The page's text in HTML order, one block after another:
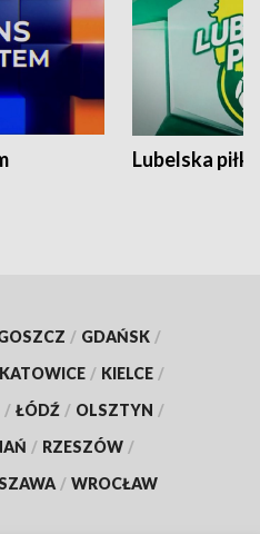
Lubelska piłka
/ GDAŃSK /
KATOWICE / KIELCE /
/ ŁÓDŹ / OLSZTYN /
/ RZESZÓW /
/ WROCŁAW